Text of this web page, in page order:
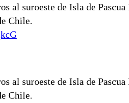
al suroeste de Isla de Pascua
Chile.
al suroeste de Isla de Pascua
Chile.